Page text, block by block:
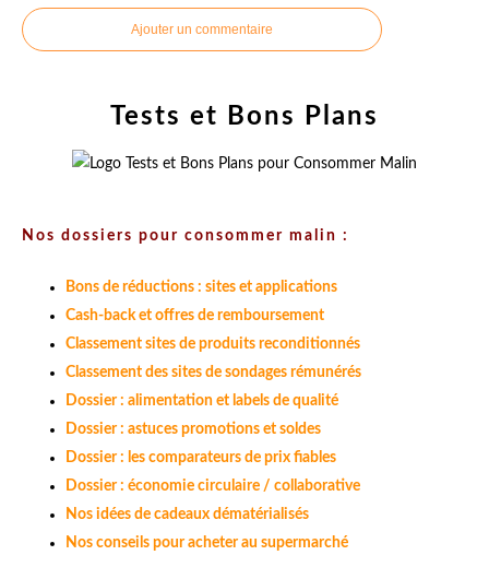
Ajouter un commentaire
Tests et Bons Plans
Nos dossiers pour consommer malin :
Bons de réductions : sites et applications
Cash-back et offres de remboursement
Classement sites de produits reconditionnés
Classement des sites de sondages rémunérés
Dossier : alimentation et labels de qualité
Dossier : astuces promotions et soldes
Dossier : les comparateurs de prix fiables
Dossier : économie circulaire / collaborative
Nos idées de cadeaux dématérialisés
Nos conseils pour acheter au supermarché